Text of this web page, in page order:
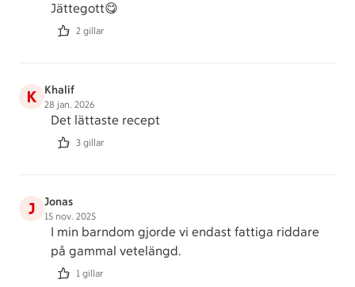
Jättegott😋
2 gillar
K Khalif
28 jan. 2026
Det lättaste recept
3 gillar
J Jonas
15 nov. 2025
I min barndom gjorde vi endast fattiga riddare
på gammal vetelängd.
1 gillar